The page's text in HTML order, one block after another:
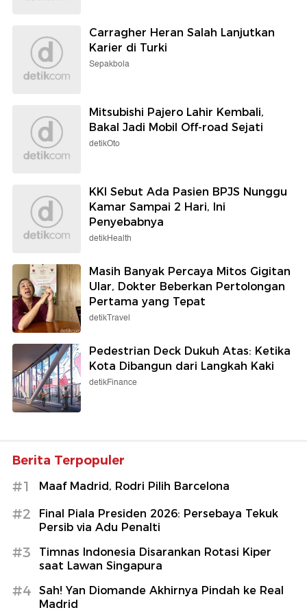
Carragher Heran Salah Lanjutkan
Karier di Turki
Sepakbola
Mitsubishi Pajero Lahir Kembali,
Bakal Jadi Mobil Off-road Sejati
detikOto
KKI Sebut Ada Pasien BPJS Nunggu
Kamar Sampai 2 Hari, Ini
Penyebabnya
detikHealth
Masih Banyak Percaya Mitos Gigitan
Ular, Dokter Beberkan Pertolongan
Pertama yang Tepat
detikTravel
Pedestrian Deck Dukuh Atas: Ketika
Kota Dibangun dari Langkah Kaki
detikFinance
Berita Terpopuler
#1 Maaf Madrid, Rodri Pilih Barcelona
#2
Final Piala Presiden 2026: Persebaya Tekuk
Persib via Adu Penalti
#3
Timnas Indonesia Disarankan Rotasi Kiper
saat Lawan Singapura
#4
Sah! Yan Diomande Akhirnya Pindah ke Real
Madrid